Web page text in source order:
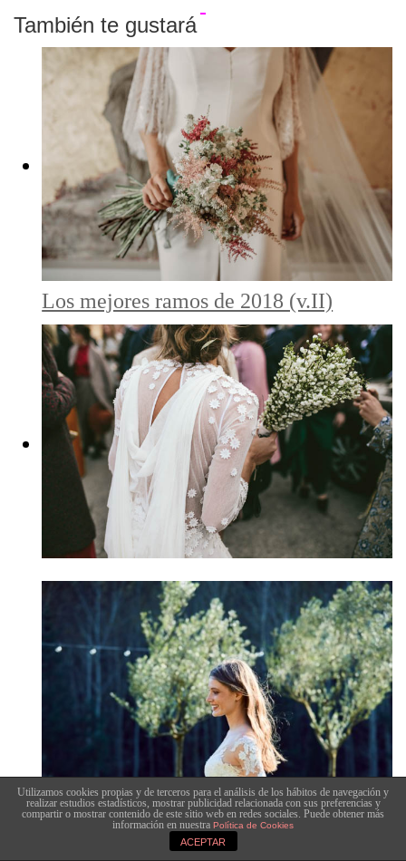
También te gustará
Los mejores ramos de 2018 (v.II)
Utilizamos cookies propias y de terceros para el análisis de los hábitos de navegación y
realizar estudios estadísticos, mostrar publicidad relacionada con sus preferencias y
compartir o mostrar contenido de este sitio web en redes sociales. Puede obtener más
información en nuestra Política de Cookies
ACEPTAR